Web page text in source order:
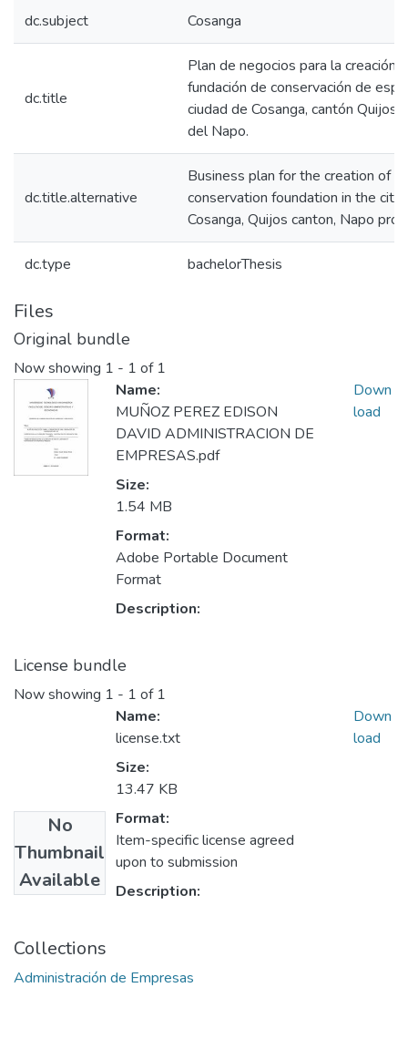
dc.subject Cosanga
dc.title
Plan de negocios para la creación
fundación de conservación de
ciudad de Cosanga, cantón Quijos
del Napo.
dc.title.alternative
Business plan for the creation of a
conservation foundation in the city
Cosanga, Quijos canton, Napo
dc.type bachelorThesis
Files
Original bundle
Now showing 1 - 1 of 1
Name:
MUÑOZ PEREZ EDISON
DAVID ADMINISTRACION DE
EMPRESAS.pdf
Size:
1.54 MB
Format:
Adobe Portable Document
Format
Description:
Down
load
License bundle
Now showing 1 - 1 of 1
No
Thumbnail
Available
Name:
license.txt
Size:
13.47 KB
Format:
Item-specific license agreed
upon to submission
Description:
Down
load
Collections
Administración de Empresas